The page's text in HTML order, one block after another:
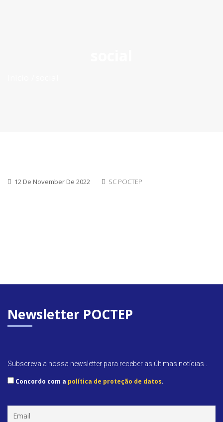
12 De November De 2022 SC POCTEP
Newsletter POCTEP
Subscreva a nossa newsletter para receber as últimas notícias .
Concordo com a política de proteção de datos.